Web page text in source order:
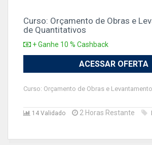
Curso: Orçamento de Obras e
de Quantitativos
+ Ganhe 10 % Cashback
ACESSAR OFERTA
Curso: Orçamento de Obras e
14 Validado 2 Horas Restante